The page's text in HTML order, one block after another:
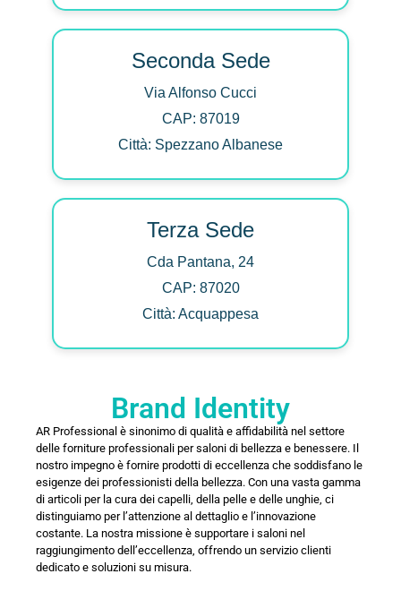
Seconda Sede
Via Alfonso Cucci
CAP: 87019
Città: Spezzano Albanese
Terza Sede
Cda Pantana, 24
CAP: 87020
Città: Acquappesa
Brand Identity
AR Professional è sinonimo di qualità e affidabilità nel settore
delle forniture professionali per saloni di bellezza e benessere. Il
nostro impegno è fornire prodotti di eccellenza che soddisfano le
esigenze dei professionisti della bellezza. Con una vasta gamma
di articoli per la cura dei capelli, della pelle e delle unghie, ci
distinguiamo per l’attenzione al dettaglio e l’innovazione
costante. La nostra missione è supportare i saloni nel
raggiungimento dell’eccellenza, offrendo un servizio clienti
dedicato e soluzioni su misura.